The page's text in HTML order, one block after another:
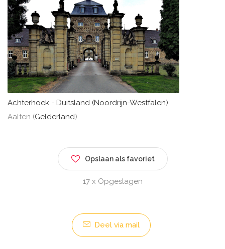
Achterhoek - Duitsland (Noordrijn-Westfalen)
Aalten (Gelderland)
Opslaan als favoriet
17 x Opgeslagen
Deel via mail